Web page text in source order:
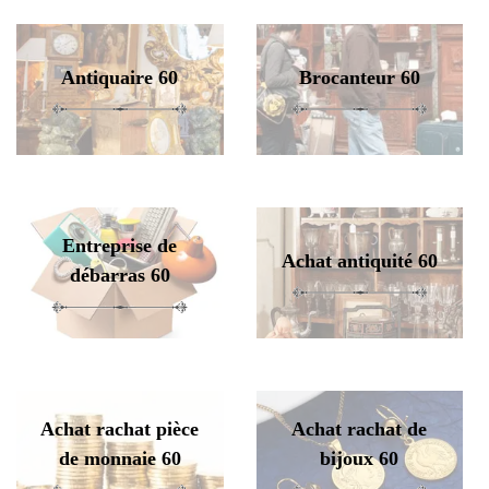
Antiquaire 60 Brocanteur 60
Entreprise de
débarras 60
Achat antiquité 60
Achat rachat pièce
de monnaie 60
Achat rachat de
bijoux 60